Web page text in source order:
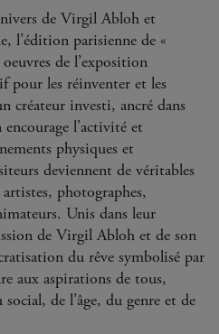
de Virgil Abloh et
l’édition parisienne de «
de l’exposition
pour les réinventer et les
créateur investi, ancré dans
l’activité et
physiques et
deviennent de véritables
photographes,
Unis dans leur
de Virgil Abloh et de son
du rêve symbolisé par
aux aspirations de tous,
de l’âge, du genre et de